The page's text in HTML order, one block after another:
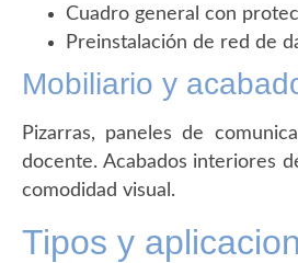
Cuadro general con
Preinstalación de red de
Mobiliario y
Pizarras, paneles de
docente. Acabados interiores
comodidad visual.
Tipos y